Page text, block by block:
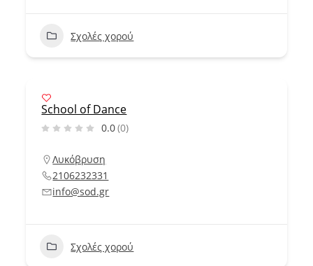
Σχολές χορού
School of Dance
0.0(0)
Λυκόβρυση
2106232331
info@sod.gr
Σχολές χορού